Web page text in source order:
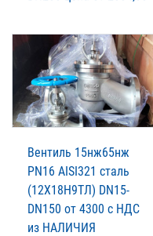
Вентиль 15нж65нж
PN16 AISI321 сталь
(12Х18Н9ТЛ) DN15-
DN150 от 4300 с НДС
из НАЛИЧИЯ